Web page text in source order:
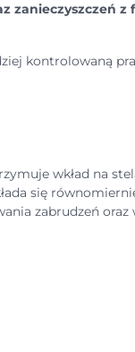
zanieczyszczeń z
kontrolowaną
wkład na
się
zabrudzeń oraz